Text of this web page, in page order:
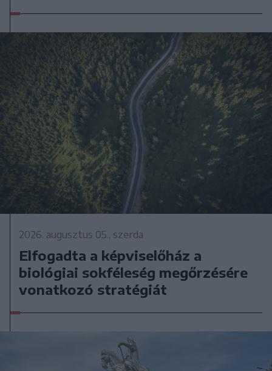
2026. augusztus 05., szerda
Elfogadta a képviselőház a
biológiai sokféleség megőrzésére
vonatkozó stratégiát